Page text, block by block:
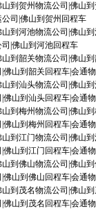
山到贺州物流公司|佛山
公司|佛山到贺州回程车
山到河池物流公司|佛山
司|佛山到河池回程车
山到韶关物流公司|佛山
|佛山到韶关回程车|会通
山到汕头物流公司|佛山
|佛山到汕头回程车|会通
山到梅州物流公司|佛山
|佛山到梅州回程车|会通
山到江门物流公司|佛山
|佛山到江门回程车|会通
山到佛山物流公司|佛山
|佛山到佛山回程车|会通
山到茂名物流公司|佛山
|佛山到茂名回程车|会通